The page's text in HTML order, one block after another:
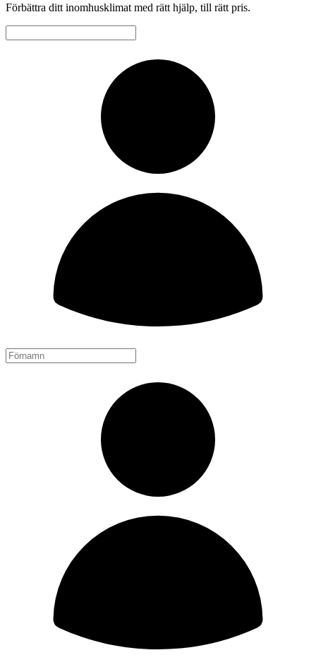
Förbättra ditt inomhusklimat med rätt hjälp, till rätt pris.